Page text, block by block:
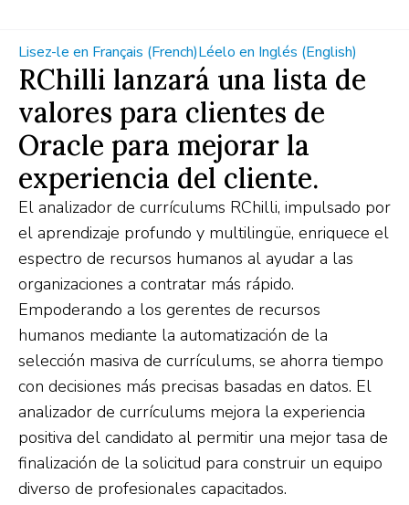
Lisez-le en Français (French)Léelo en Inglés (English)
RChilli lanzará una lista de
valores para clientes de
Oracle para mejorar la
experiencia del cliente.
El analizador de currículums RChilli, impulsado por
el aprendizaje profundo y multilingüe, enriquece el
espectro de recursos humanos al ayudar a las
organizaciones a contratar más rápido.
Empoderando a los gerentes de recursos
humanos mediante la automatización de la
selección masiva de currículums, se ahorra tiempo
con decisiones más precisas basadas en datos. El
analizador de currículums mejora la experiencia
positiva del candidato al permitir una mejor tasa de
finalización de la solicitud para construir un equipo
diverso de profesionales capacitados.